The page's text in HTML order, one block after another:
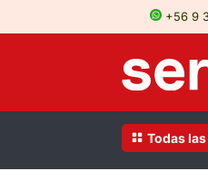
+56 9
Todas